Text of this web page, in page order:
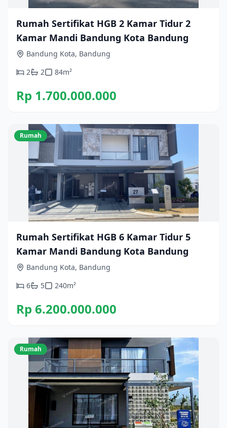
Rumah Sertifikat HGB 2 Kamar Tidur 2
Kamar Mandi Bandung Kota Bandung
Bandung Kota, Bandung
2
2 84m²
Rp 1.700.000.000
Rumah
Rumah Sertifikat HGB 6 Kamar Tidur 5
Kamar Mandi Bandung Kota Bandung
Bandung Kota, Bandung
6
5 240m²
Rp 6.200.000.000
Rumah